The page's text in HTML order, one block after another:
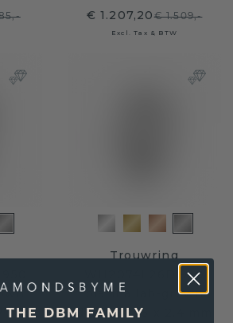
€ 1.207,20€ 1.509,-
Excl. Tax & BTW
mm
Trouwring
WH2074L26D 950
platina lab-grown
diamant ±6 x 2,4 mm
THE DBM FAMILY